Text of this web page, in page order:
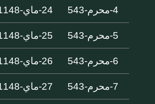
4-محرم-543 24-ماي-1148
5-محرم-543 25-ماي-1148
6-محرم-543 26-ماي-1148
7-محرم-543 27-ماي-1148